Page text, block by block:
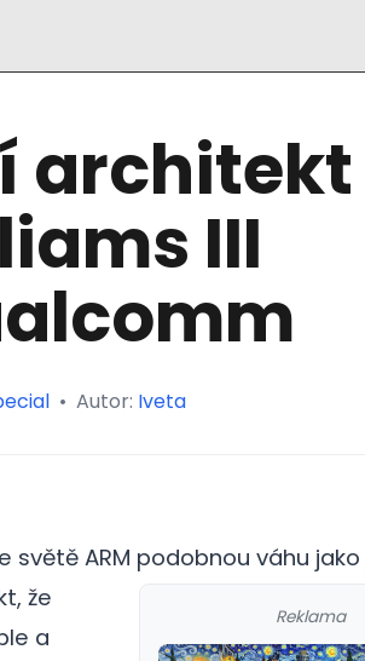
architekt
III
• Autor: Iveta
světě ARM podobnou váhu
Reklama
že
a